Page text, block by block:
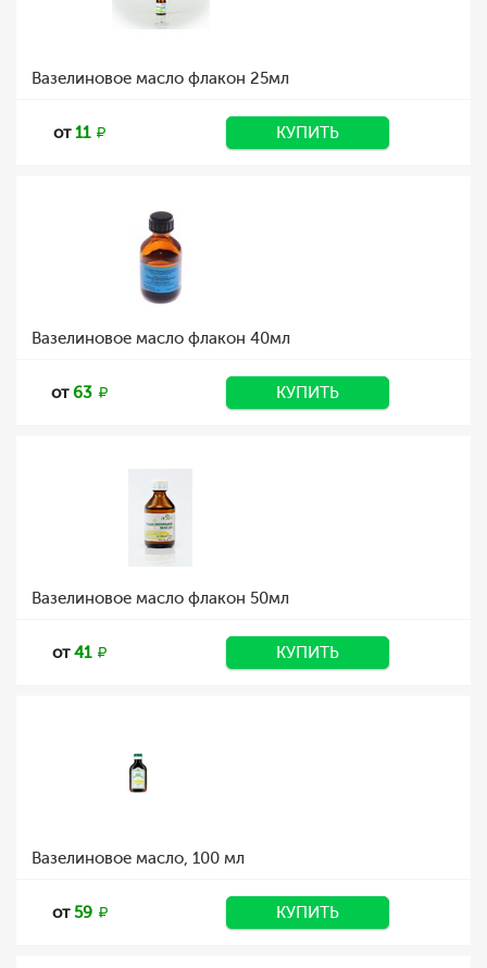
Вазелиновое масло флакон 25мл
от11 КУПИТЬ
Вазелиновое масло флакон 40мл
от63 КУПИТЬ
Вазелиновое масло флакон 50мл
от41 КУПИТЬ
Вазелиновое масло, 100 мл
от59 КУПИТЬ